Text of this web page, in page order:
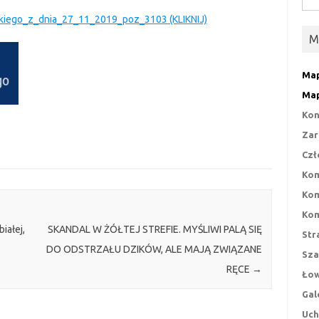
(KLIKNIJ)
SKANDAL W ŻÓŁTEJ STREFIE. MYŚLIWI PALĄ SIĘ
DO ODSTRZAŁU DZIKÓW, ALE MAJĄ ZWIĄZANE
RĘCE →